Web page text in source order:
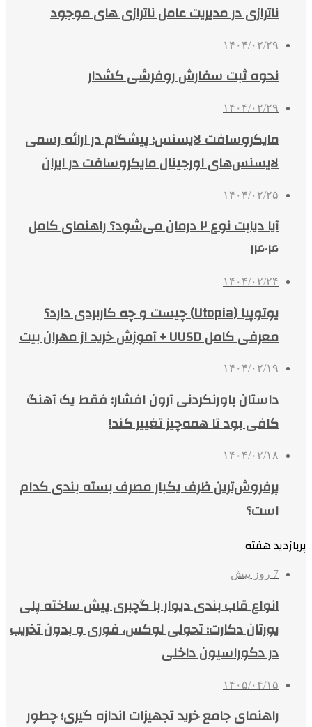
ناترازی در مدیریت عامل ناترازی های موجود
۱۴۰۴/۰۲/۲۹
نحوه ثبت سفارش روفرشی کشدار
۱۴۰۴/۰۲/۲۹
مایکروسافت لایسنس؛ پیشگام در ارائه رسمی
لایسنس‌های اورجینال مایکروسافت در ایران
۱۴۰۴/۰۲/۲۵
آیا دیابت نوع ۲ درمان می‌شود؟ راهنمای کامل
۱۴۰۴
۱۴۰۴/۰۲/۲۴
یوتوپیا (Utopia) چیست و چه کاربردی دارد؟
معرفی کامل UUSD + آموزش خرید از مهران بیت
۱۴۰۴/۰۲/۱۹
داستان باورنکردنی آرون افشار؛ فقط یک آهنگ
کافی بود تا همه‌چیز تغییر کند!
۱۴۰۴/۰۲/۱۸
پرفروش‌ترین ظرف یکبار مصرف بسته بندی کدام
است؟
پربازدید هفته
7 روز پیش
انواع قاب بندی دیوار با گچبری پیش ساخته پلی
یورتان دکارت؛ تحولی لوکس، فوری و بدون تخریب
در دکوراسیون داخلی
۱۴۰۵/۰۴/۱۵
راهنمای جامع خرید تجهیزات اندازه گیری؛ چطور